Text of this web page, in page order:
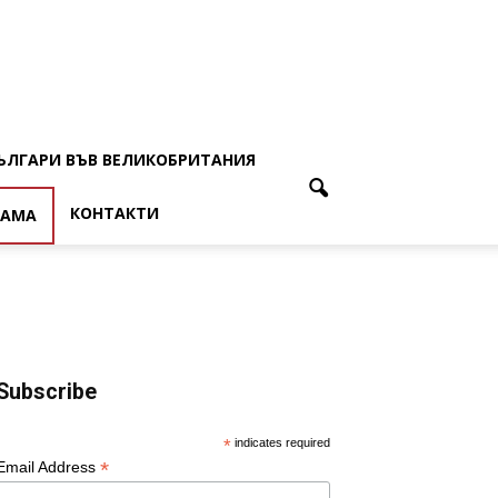
ВЪВ ВЕЛИКОБРИТАНИЯ
КОНТАКТИ
* indicates required
Address *